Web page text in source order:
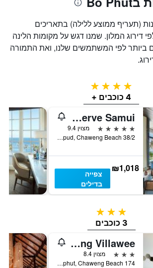
(תעריף ממוצע ללילה) בתאריכים
דירוג המלון. שמנו דגש על מקומות הלינה
ביותר לפי המשתמשים שלנו, ואת התמורה
4 כוכבים
4 כוכבים +
Centara Reserve Samui
5 כוכבים
מצוין 9.4
38/2 Moo 3, Borpud, Chaweng Beach, קו סאמוי, תאילנד
₪1,018
צפייה
בדילים
3 כוכבים
3 כוכבים
Chaweng Villawee
3 כוכבים
מצוין 8.4
174 Moo 2, Tambon Bophut, Chaweng Beach, קו סאמוי, תאילנד